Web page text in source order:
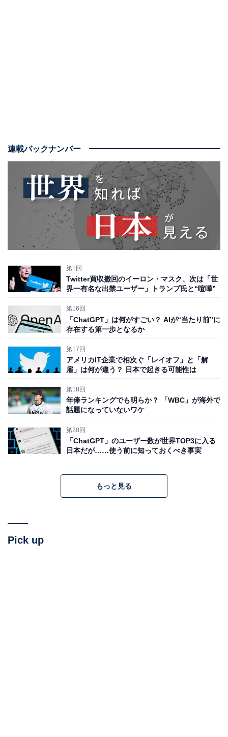
連載バックナンバー
第1回
Twitter買収撤回のイーロン・マスク、次は「世
界一有名な出禁ユーザー」トランプ氏と“喧嘩”
第16回
「ChatGPT」は何がすごい？ AIが“当たり前”に
存在する第一歩となるか
第17回
アメリカIT企業で相次ぐ「レイオフ」と「解
雇」は何が違う？ 日本で起きる可能性は
第18回
年俸ランキングでも明らか？ 「WBC」が海外で
話題になっていないワケ
第20回
「ChatGPT」のユーザー数が世界TOP3に入る
日本だが……使う前に知っておくべき事実
もっと見る
Pick up